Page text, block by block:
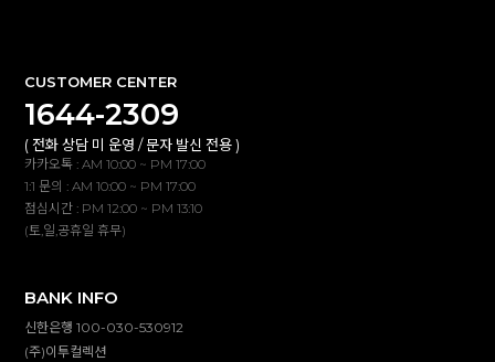
CUSTOMER CENTER
1644-2309
( 전화 상담 미 운영 / 문자 발신 전용 )
카카오톡 : AM 10:00 ~ PM 17:00
1:1 문의 : AM 10:00 ~ PM 17:00
점심시간 : PM 12:00 ~ PM 13:10
(토,일,공휴일 휴무)
BANK INFO
신한은행 100-030-530912
(주)이투컬렉션